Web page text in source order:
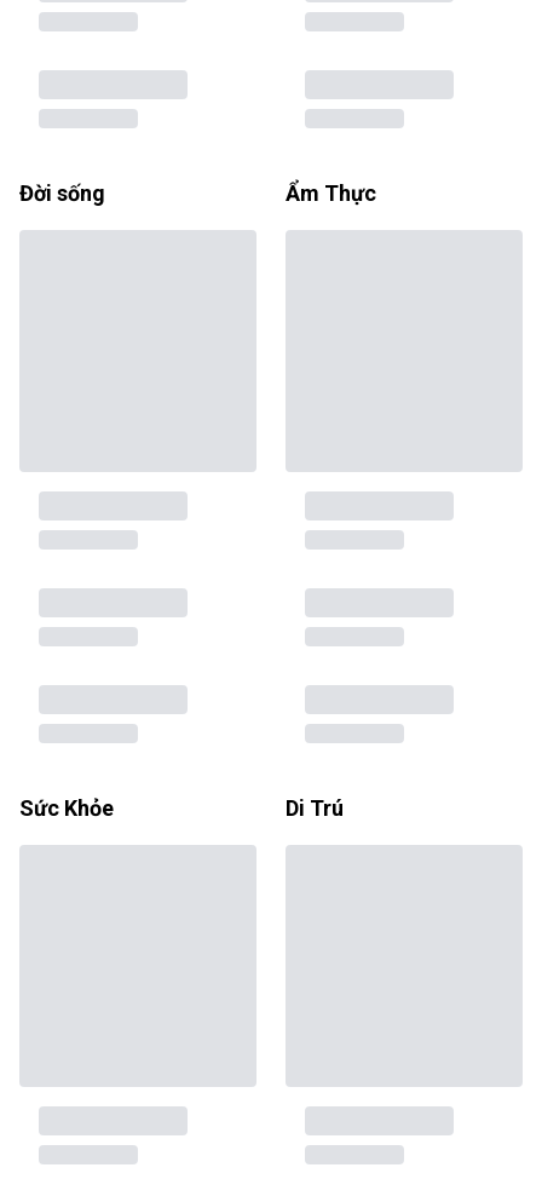
Đời sống Ẩm Thực
Sức Khỏe Di Trú